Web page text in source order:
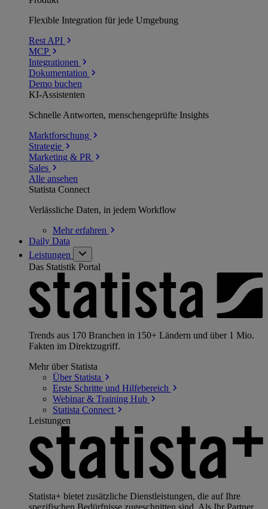
Flexible Integration für jede Umgebung
Rest API
MCP
Integrationen
Dokumentation
Demo buchen
KI-Assistenten
Schnelle Antworten, menschengeprüfte Insights
Marktforschung
Strategie
Marketing & PR
Sales
Alle ansehen
Statista Connect
Verlässliche Daten, in jedem Workflow
Mehrerfahren
Daily Data
Leistungen
Das Statistik Portal
Trends aus 170 Branchen in 150+ Ländern und über 1 Mio.
Fakten im Direktzugriff.
Mehr über Statista
Über Statista
Erste Schritte und Hilfebereich
Webinar & Training Hub
Statista Connect
Leistungen
Statista+ bietet zusätzliche Dienstleistungen, die auf Ihre
spezifischen Bedürfnisse zugeschnitten sind. Als Ihr Partner